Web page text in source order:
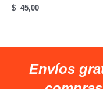
$ 45,00
Envíos